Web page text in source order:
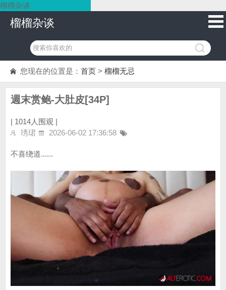
榴榴杂谈
榴榴杂谈
您现在的位置是： 首页 > 榴榴无忌
週末赏鲍-大肚皮[34P]
| 1014人围观 |
琇珺
2026-06-02 17:36:58
不喜绕道......